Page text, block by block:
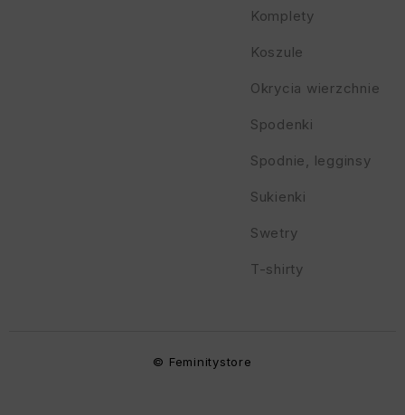
Komplety
Koszule
Okrycia wierzchnie
Spodenki
Spodnie, legginsy
Sukienki
Swetry
T-shirty
© Feminitystore